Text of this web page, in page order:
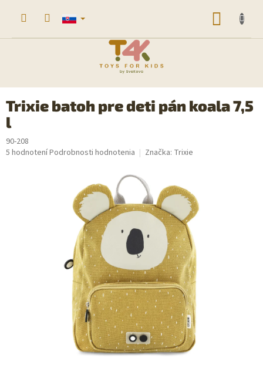
Trixie batoh pre deti pán koala 7,5
l
90-208
Priemerné
5 hodnoteníPodrobnosti hodnotenia Značka: Trixie